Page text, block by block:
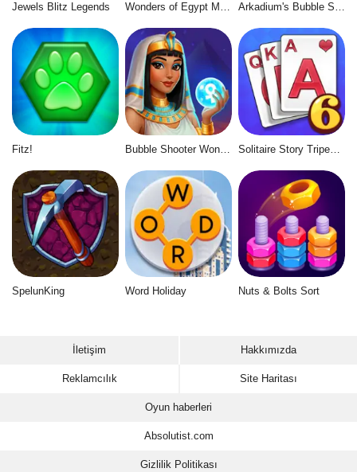
Jewels Blitz Legends Wonders of Egypt Match 2 Arkadium's Bubble Shooter
Fitz! Bubble Shooter Wonders of Egypt Solitaire Story Tripeaks 6
SpelunKing Word Holiday Nuts & Bolts Sort
İletişim Hakkımızda
Reklamcılık Site Haritası
Oyun haberleri
Absolutist.com
Gizlilik Politikası